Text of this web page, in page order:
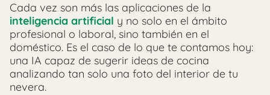
Cada vez son más las aplicaciones de la
inteligencia artificial y no solo en el ámbito
profesional o laboral, sino también en el
doméstico. Es el caso de lo que te contamos hoy:
una IA capaz de sugerir ideas de cocina
analizando tan solo una foto del interior de tu
nevera.